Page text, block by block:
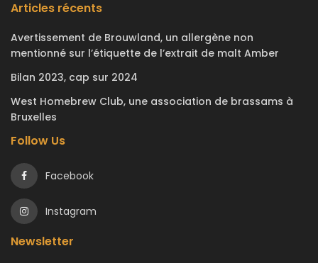
Articles récents
Avertissement de Brouwland, un allergène non
mentionné sur l’étiquette de l’extrait de malt Amber
Bilan 2023, cap sur 2024
West Homebrew Club, une association de brassams à
Bruxelles
Follow Us
Facebook
Instagram
Newsletter